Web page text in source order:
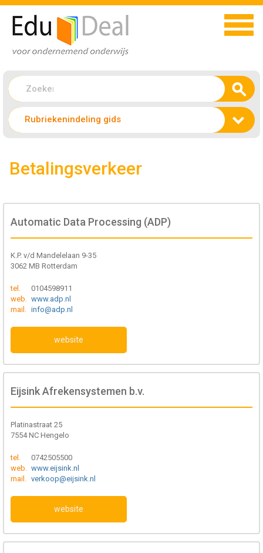
Rubriekenindeling gids
Betalingsverkeer
Automatic Data Processing (ADP)
K.P. v/d Mandelelaan 9-35
3062 MB Rotterdam
tel.
0104598911
web. www.adp.nl
mail. info@adp.nl
website
Eijsink Afrekensystemen b.v.
Platinastraat 25
7554 NC Hengelo
tel.
0742505500
web. www.eijsink.nl
mail. verkoop@eijsink.nl
website